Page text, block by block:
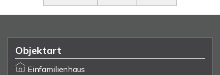
Objektart
Einfamilienhaus